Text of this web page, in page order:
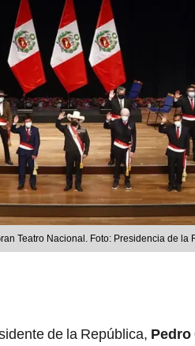
Teatro Nacional. Foto: Presidencia de la
de la República,